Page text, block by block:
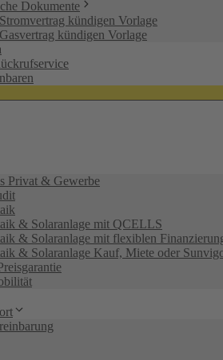
Dokumente
Stromvertrag kündigen Vorlage
Gasvertrag kündigen Vorlage
Privat & Gewerbe
& Solaranlage mit QCELLS
& Solaranlage mit flexiblen
& Solaranlage Kauf, Miete oder